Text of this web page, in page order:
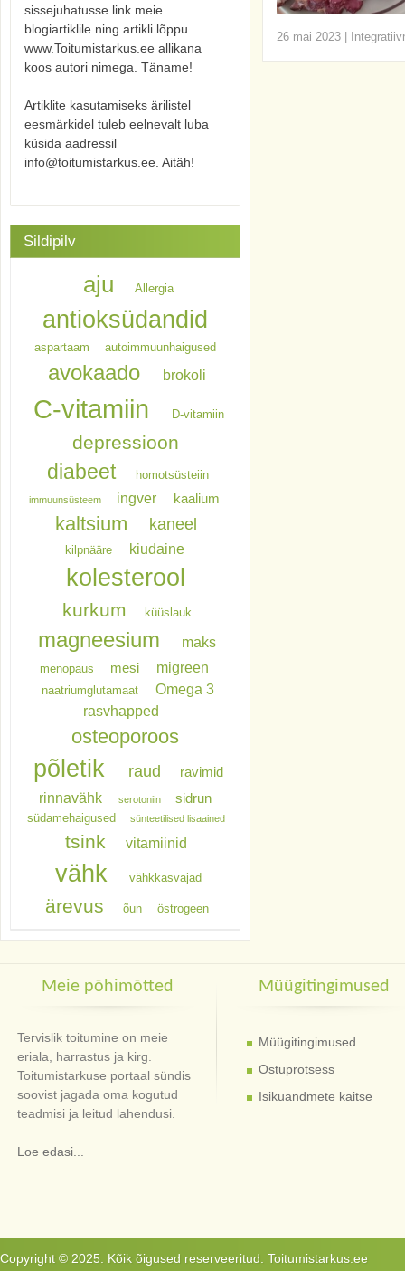
26 mai 2023
sissejuhatusse link meie
blogiartiklile ning artikli lõppu
www.Toitumistarkus.ee allikana
koos autori nimega. Täname!
Artiklite kasutamiseks ärilistel
eesmärkidel tuleb eelnevalt luba
küsida aadressil
info@toitumistarkus.ee. Aitäh!
Sildipilv
aju Allergia
antioksüdandid
aspartaam autoimmuunhaigused
avokaado brokoli
C-vitamiin D-vitamiin
depressioon
diabeet homotsüsteiin
immuunsüsteem ingver kaalium
kaltsium kaneel
kilpnääre kiudaine
kolesterool
kurkum küüslauk
magneesium maks
menopaus mesi migreen
naatriumglutamaat
Omega 3
rasvhapped
osteoporoos
põletik raud ravimid
rinnavähk serotoniin sidrun
südamehaigused sünteetilised lisaained
tsink vitamiinid
vähk vähkkasvajad
ärevus õun östrogeen
Meie põhimõtted
Tervislik toitumine on meie
eriala, harrastus ja kirg.
Toitumistarkuse portaal sündis
soovist jagada oma kogutud
teadmisi ja leitud lahendusi.
Loe edasi...
Müügitingimused
Müügitingimused
Ostuprotsess
Isikuandmete kaitse
Copyright © 2025. Kõik õigused reserveeritud. Toitumistarkus.ee